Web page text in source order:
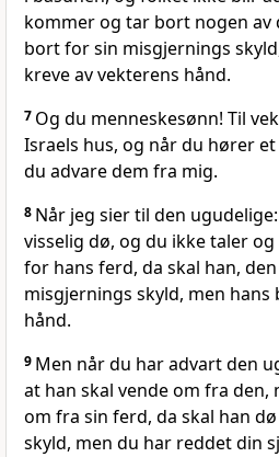
kommer og tar bort nogen av
bort for sin misgjernings
kreve av vekterens hånd.
7 Og du menneskesønn! Til
Israels hus, og når du hører
du advare dem fra mig.
8 Når jeg sier til den
visselig dø, og du ikke taler
for hans ferd, da skal han,
misgjernings skyld, men hans
hånd.
9 Men når du har advart den
at han skal vende om fra den,
om fra sin ferd, da skal han
skyld, men du har reddet din